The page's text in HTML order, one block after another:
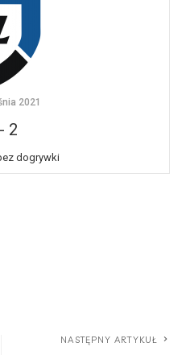
2021
- 2
dogrywki
NASTĘPNY ARTYKUŁ